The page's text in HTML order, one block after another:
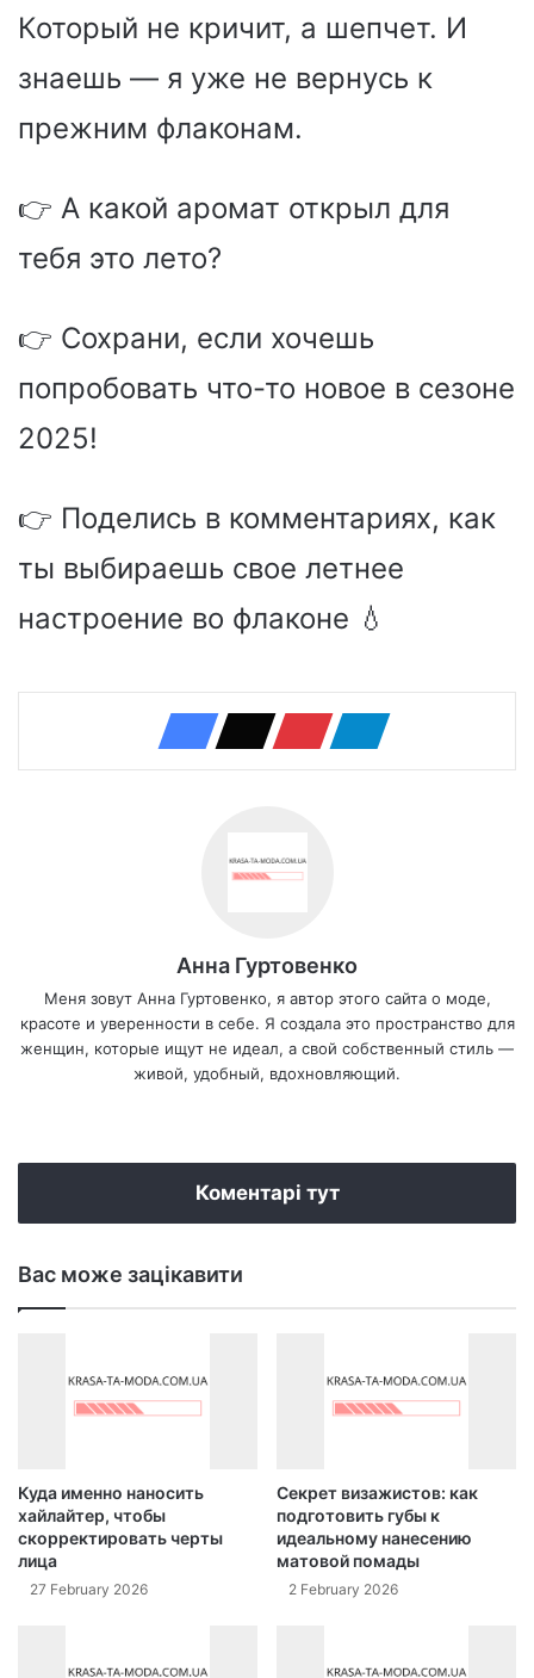
Который не кричит, а шепчет. И
знаешь — я уже не вернусь к
прежним флаконам.
👉 А какой аромат открыл для
тебя это лето?
👉 Сохрани, если хочешь
попробовать что-то новое в сезоне
2025!
👉 Поделись в комментариях, как
ты выбираешь свое летнее
настроение во флаконе 💧
Анна Гуртовенко
Меня зовут Анна Гуртовенко, я автор этого сайта о моде,
красоте и уверенности в себе. Я создала это пространство для
женщин, которые ищут не идеал, а свой собственный стиль —
живой, удобный, вдохновляющий.
te
Коментарі тут
Вас може зацікавити
Куда именно наносить
хайлайтер, чтобы
скорректировать черты
лица
27 February 2026
Секрет визажистов: как
подготовить губы к
идеальному нанесению
матовой помады
2 February 2026